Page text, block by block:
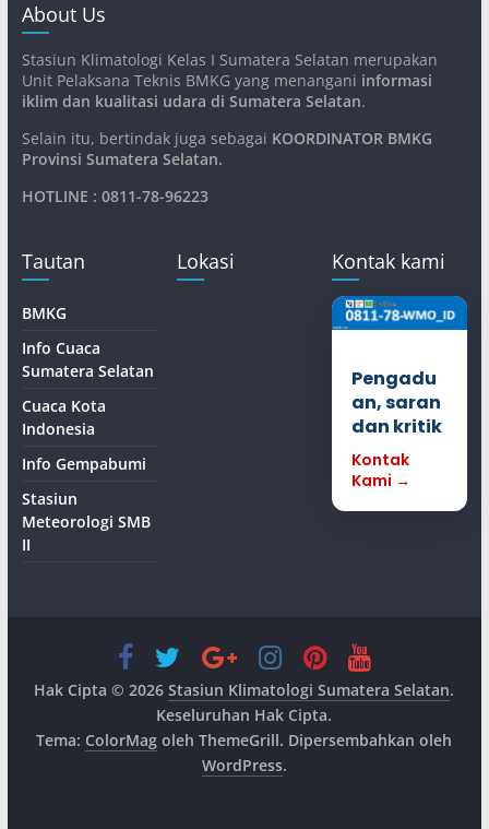
About Us
Stasiun Klimatologi Kelas I Sumatera Selatan merupakan
Unit Pelaksana Teknis BMKG yang menangani informasi
iklim dan kualitasi udara di Sumatera Selatan.
Selain itu, bertindak juga sebagai KOORDINATOR BMKG
Provinsi Sumatera Selatan.
HOTLINE : 0811-78-96223
Tautan
BMKG
Info Cuaca
Sumatera Selatan
Cuaca Kota
Indonesia
Info Gempabumi
Stasiun
Meteorologi SMB
II
Lokasi Kontak kami
Pengadu
an, saran
dan kritik
Kontak
Kami →
Hak Cipta © 2026Stasiun Klimatologi Sumatera Selatan.
Keseluruhan Hak Cipta.
Tema: ColorMag oleh ThemeGrill. Dipersembahkan oleh
WordPress.